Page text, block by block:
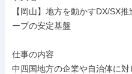
【岡山】地方を動かすDX/SX
ープの安定基盤
仕事の内容
中四国地方の企業や自治体に